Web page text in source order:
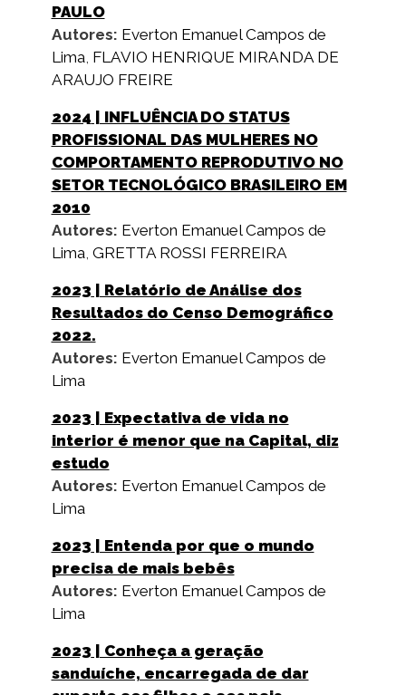
PAULO
Autores: Everton Emanuel Campos de
Lima, FLAVIO HENRIQUE MIRANDA DE
ARAUJO FREIRE
2024 | INFLUÊNCIA DO STATUS
PROFISSIONAL DAS MULHERES NO
COMPORTAMENTO REPRODUTIVO NO
SETOR TECNOLÓGICO BRASILEIRO EM
2010
Autores: Everton Emanuel Campos de
Lima, GRETTA ROSSI FERREIRA
2023 | Relatório de Análise dos
Resultados do Censo Demográfico
2022.
Autores: Everton Emanuel Campos de
Lima
2023 | Expectativa de vida no
interior é menor que na Capital, diz
estudo
Autores: Everton Emanuel Campos de
Lima
2023 | Entenda por que o mundo
precisa de mais bebês
Autores: Everton Emanuel Campos de
Lima
2023 | Conheça a geração
sanduíche, encarregada de dar